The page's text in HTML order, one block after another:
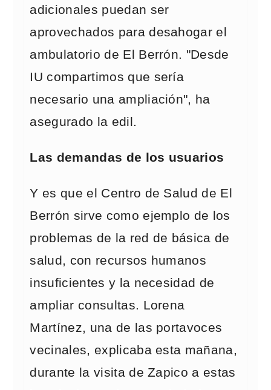
adicionales puedan ser
aprovechados para desahogar el
ambulatorio de El Berrón. "Desde
IU compartimos que sería
necesario una ampliación", ha
asegurado la edil.
Las demandas de los usuarios
Y es que el Centro de Salud de El
Berrón sirve como ejemplo de los
problemas de la red de básica de
salud, con recursos humanos
insuficientes y la necesidad de
ampliar consultas. Lorena
Martínez, una de las portavoces
vecinales, explicaba esta mañana,
durante la visita de Zapico a estas